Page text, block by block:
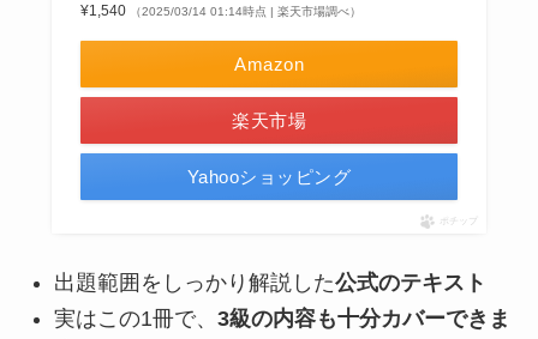
¥1,540
（2025/03/14 01:14時点 | 楽天市場調べ）
Amazon
楽天市場
Yahooショッピング
ポチップ
出題範囲をしっかり解説した公式のテキスト
実はこの1冊で、 3級の内容も十分カバーできま